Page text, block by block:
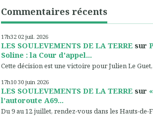
Commentaires récents
17h32 02 juil. 2026
LES SOULEVEMENTS DE LA TERRE sur
Soline : la Cour d'appel...
Cette décision est une victoire pour Julien Le
17h10 30 juin 2026
LES SOULEVEMENTS DE LA TERRE sur
l’autoroute A69...
Du 9 au 12 juillet, rendez-vous dans les Hauts-de-